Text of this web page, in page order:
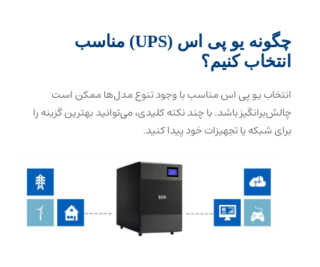
چگونه یو‌ پی‌ اس (UPS) مناسب
انتخاب کنیم؟
انتخاب یو پی اس مناسب با وجود تنوع مدل‌ها ممکن است
چالش‌برانگیز باشد. با چند نکته کلیدی، می‌توانید بهترین گزینه را
برای شبکه یا تجهیزات خود پیدا کنید.